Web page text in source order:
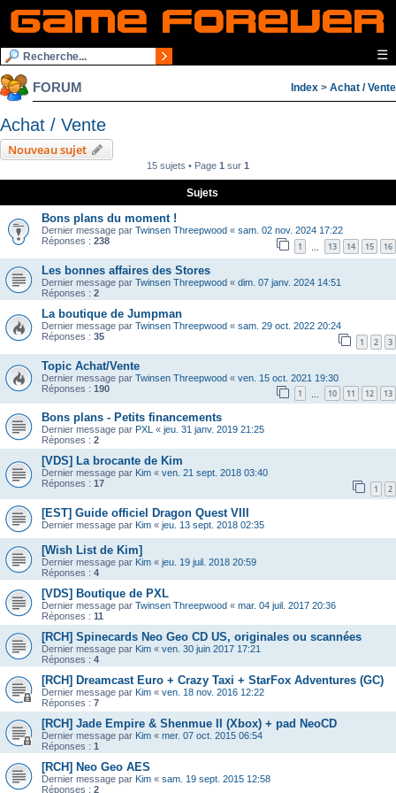
☰
FORUM Index > Achat / Vente
Achat / Vente
Nouveau sujet
15 sujets • Page 1 sur 1
Sujets
Bons plans du moment !
Dernier message par Twinsen Threepwood « sam. 02 nov. 2024 17:22
Réponses : 238 1 13 14 15 16
Les bonnes affaires des Stores
Dernier message par Twinsen Threepwood « dim. 07 janv. 2024 14:51
Réponses : 2
La boutique de Jumpman
Dernier message par Twinsen Threepwood « sam. 29 oct. 2022 20:24
Réponses : 35 1 2 3
Topic Achat/Vente
Dernier message par Twinsen Threepwood « ven. 15 oct. 2021 19:30
Réponses : 190 1 10 11 12 13
Bons plans - Petits financements
Dernier message par PXL « jeu. 31 janv. 2019 21:25
Réponses : 2
[VDS] La brocante de Kim
Dernier message par Kim « ven. 21 sept. 2018 03:40
Réponses : 17 1 2
[EST] Guide officiel Dragon Quest VIII
Dernier message par Kim « jeu. 13 sept. 2018 02:35
[Wish List de Kim]
Dernier message par Kim « jeu. 19 juil. 2018 20:59
Réponses : 4
[VDS] Boutique de PXL
Dernier message par Twinsen Threepwood « mar. 04 juil. 2017 20:36
Réponses : 11
[RCH] Spinecards Neo Geo CD US, originales ou scannées
Dernier message par Kim « ven. 30 juin 2017 17:21
Réponses : 4
[RCH] Dreamcast Euro + Crazy Taxi + StarFox Adventures (GC)
Dernier message par Kim « ven. 18 nov. 2016 12:22
Réponses : 7
[RCH] Jade Empire & Shenmue II (Xbox) + pad NeoCD
Dernier message par Kim « mer. 07 oct. 2015 06:54
Réponses : 1
[RCH] Neo Geo AES
Dernier message par Kim « sam. 19 sept. 2015 12:58
Réponses : 2